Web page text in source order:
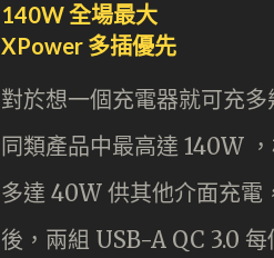
140W 全場最大
XPower 多插優先
對於想一個充電器就可充
同類產品中最高達 140W
多達 40W 供其他介面充電
後，兩組 USB-A QC 3.0